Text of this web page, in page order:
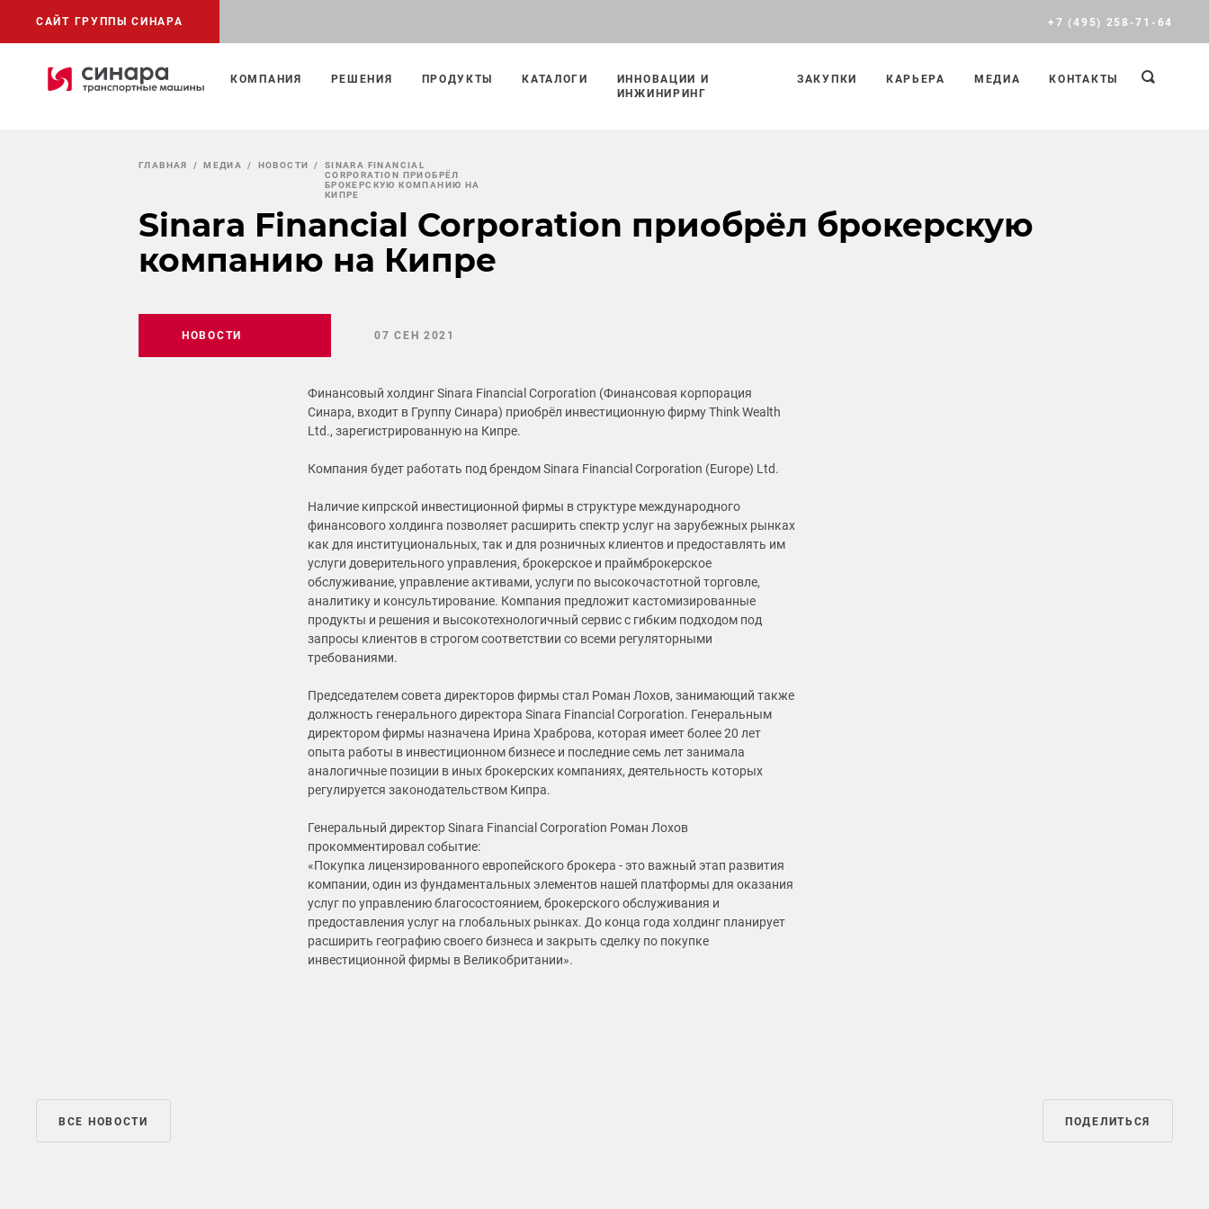
САЙТ ГРУППЫ СИНАРА +7 (495) 258-71-64
КОМПАНИЯ РЕШЕНИЯ ПРОДУКТЫ КАТАЛОГИ
ИННОВАЦИИ И
ИНЖИНИРИНГ
ЗАКУПКИ КАРЬЕРА МЕДИА КОНТАКТЫ
ГЛАВНАЯ МЕДИА НОВОСТИ
SINARA FINANCIAL
CORPORATION ПРИОБРЁЛ
БРОКЕРСКУЮ КОМПАНИЮ НА
КИПРЕ
Sinara Financial Corporation приобрёл брокерскую
компанию на Кипре
НОВОСТИ 07 СЕН 2021
Финансовый холдинг Sinara Financial Corporation (Финансовая корпорация
Синара, входит в Группу Синара) приобрёл инвестиционную фирму Think Wealth
Ltd., зарегистрированную на Кипре.
Компания будет работать под брендом Sinara Financial Corporation (Europe) Ltd.
Наличие кипрской инвестиционной фирмы в структуре международного
финансового холдинга позволяет расширить спектр услуг на зарубежных рынках
как для институциональных, так и для розничных клиентов и предоставлять им
услуги доверительного управления, брокерское и праймброкерское
обслуживание, управление активами, услуги по высокочастотной торговле,
аналитику и консультирование. Компания предложит кастомизированные
продукты и решения и высокотехнологичный сервис с гибким подходом под
запросы клиентов в строгом соответствии со всеми регуляторными
требованиями.
Председателем совета директоров фирмы стал Роман Лохов, занимающий также
должность генерального директора Sinara Financial Corporation. Генеральным
директором фирмы назначена Ирина Храброва, которая имеет более 20 лет
опыта работы в инвестиционном бизнесе и последние семь лет занимала
аналогичные позиции в иных брокерских компаниях, деятельность которых
регулируется законодательством Кипра.
Генеральный директор Sinara Financial Corporation Роман Лохов
прокомментировал событие:
«Покупка лицензированного европейского брокера - это важный этап развития
компании, один из фундаментальных элементов нашей платформы для оказания
услуг по управлению благосостоянием, брокерского обслуживания и
предоставления услуг на глобальных рынках. До конца года холдинг планирует
расширить географию своего бизнеса и закрыть сделку по покупке
инвестиционной фирмы в Великобритании».
ВСЕ НОВОСТИ ПОДЕЛИТЬСЯ